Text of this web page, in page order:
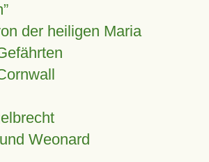
der heiligen Maria
Weonard